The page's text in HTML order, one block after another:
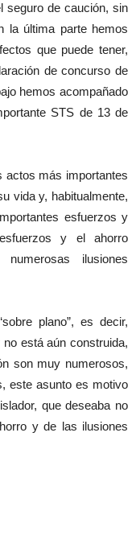
seguro de caución, sin
la última parte hemos
que puede tener,
de concurso de
hemos acompañado
STS de 13 de
actos más importantes
vida y, habitualmente,
esfuerzos y
y el ahorro
ilusiones
plano”, es decir,
está aún construida,
son muy numerosos,
este asunto es motivo
que deseaba no
y de las ilusiones